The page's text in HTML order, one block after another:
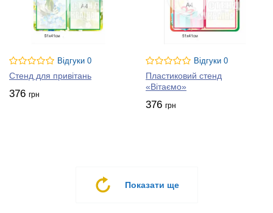
Відгуки 0
Стенд для привітань
376 грн
Відгуки 0
Пластиковий стенд
«Вітаємо»
376 грн
Показати ще